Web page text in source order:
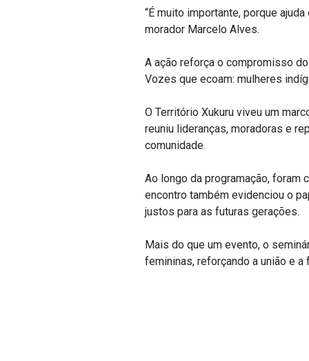
“É muito importante, porque
morador Marcelo Alves.
A ação reforça o compromisso
Vozes que ecoam: mulheres
O Território Xukuru viveu um
reuniu lideranças, moradoras e
comunidade.
Ao longo da programação,
encontro também evidenciou o
justos para as futuras gerações.
Mais do que um evento, o
femininas, reforçando a união e